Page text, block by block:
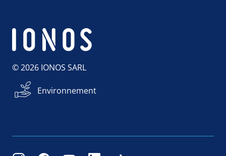
© 2026 IONOS SARL
Environnement